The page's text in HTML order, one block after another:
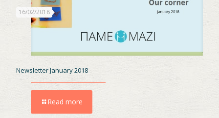
16/02/2018
Newsletter January 2018
Read more